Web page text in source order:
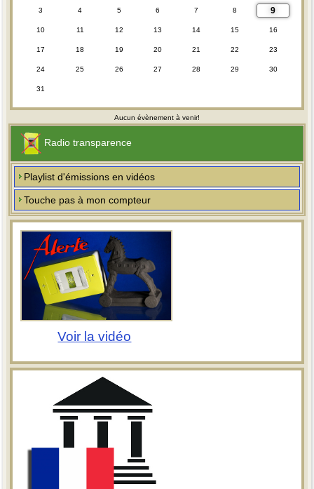
3 4 5 6 7 8 9
10 11 12 13 14 15 16
17 18 19 20 21 22 23
24 25 26 27 28 29 30
31
Aucun évènement à venir!
Radio transparence
Playlist d'émissions en vidéos
Touche pas à mon compteur
Voir la vidéo